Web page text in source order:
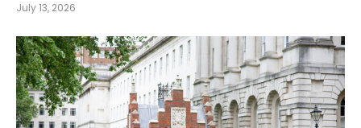
July 13, 2026